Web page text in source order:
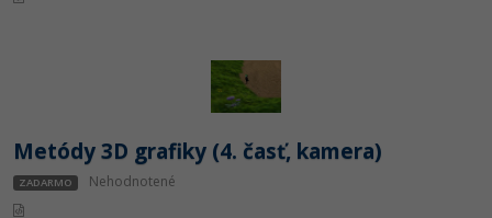
Metódy 3D grafiky (4. časť, kamera)
ZADARMO Nehodnotené